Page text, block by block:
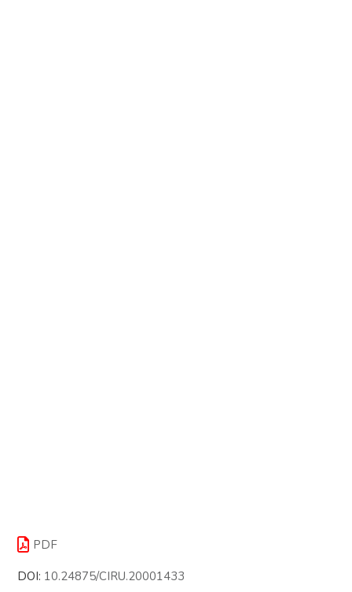
PDF
DOI: 10.24875/CIRU.20001433